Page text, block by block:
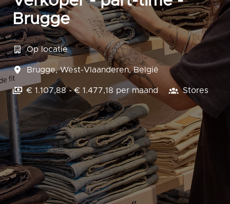
Brugge
Op locatie
Brugge, West-Vlaanderen, België
€ 1.107,88 - € 1.477,18 per maand Stores